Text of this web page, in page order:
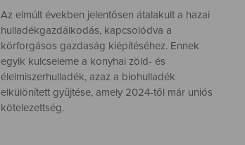
Az elmúlt években jelentősen átalakult a hazai
hulladékgazdálkodás, kapcsolódva a
körforgásos gazdaság kiépítéséhez. Ennek
egyik kulcseleme a konyhai zöld- és
élelmiszerhulladék, azaz a biohulladék
elkülönített gyűjtése, amely 2024-től már uniós
kötelezettség.